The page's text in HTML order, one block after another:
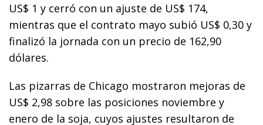
US$ 1 y cerró con un ajuste de US$ 174,
mientras que el contrato mayo subió US$ 0,30 y
finalizó la jornada con un precio de 162,90
dólares.
Las pizarras de Chicago mostraron mejoras de
US$ 2,98 sobre las posiciones noviembre y
enero de la soja, cuyos ajustes resultaron de